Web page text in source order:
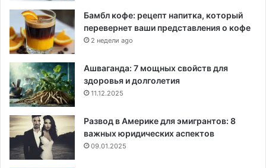
Бамбл кофе: рецепт напитка, который
перевернет ваши представления о кофе
2 недели ago
Ашваганда: 7 мощных свойств для
здоровья и долголетия
11.12.2025
Развод в Америке для эмигрантов: 8
важных юридических аспектов
09.01.2025